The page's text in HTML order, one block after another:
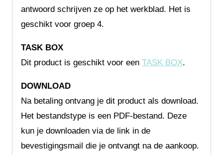
antwoord schrijven ze op het werkblad. Het is
geschikt voor groep 4.
TASK BOX
Dit product is geschikt voor een TASK BOX.
DOWNLOAD
Na betaling ontvang je dit product als download.
Het bestandstype is een PDF-bestand. Deze
kun je downloaden via de link in de
bevestigingsmail die je ontvangt na de aankoop.